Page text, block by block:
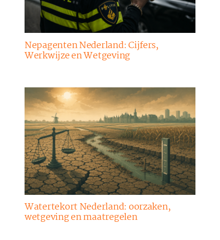
Nepagenten Nederland: Cijfers,
Werkwijze en Wetgeving
Watertekort Nederland: oorzaken,
wetgeving en maatregelen